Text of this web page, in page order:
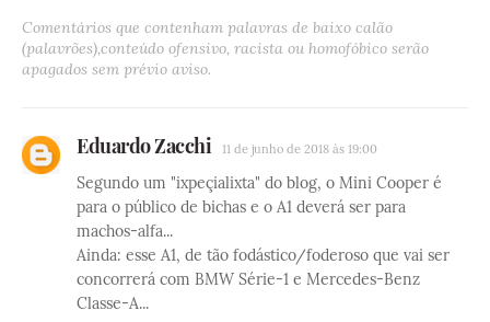
Comentários que contenham palavras de baixo calão
(palavrões),conteúdo ofensivo, racista ou homofóbico serão
apagados sem prévio aviso.
Eduardo Zacchi 11 de junho de 2018 às 19:00
Segundo um "ixpeçialixta" do blog, o Mini Cooper é
para o público de bichas e o A1 deverá ser para
machos-alfa...
Ainda: esse A1, de tão fodástico/foderoso que vai ser
concorrerá com BMW Série-1 e Mercedes-Benz
Classe-A...